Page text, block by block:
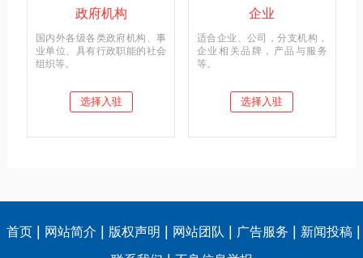
政府机构
国内外各级各类政府机构、事
业单位、具有行政职能的社会
组织等。
选择入驻
企业
适合企业、公司，分支机构，
企业相关品牌，产品与服务
等。
选择入驻
首页 | 网站简介 | 版权声明 | 网站团队 | 广告服务 | 新闻投稿 |